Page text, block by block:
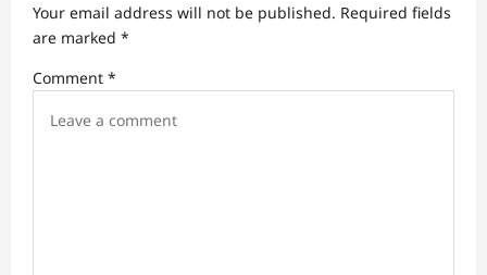
a
t
i
Your email address will not be published. Required fields
are marked *
Comment *